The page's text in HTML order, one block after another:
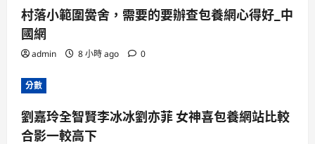
村落小範圍黌舍，需要的要辦查包養網心得好_中
國網
admin 8 小時 ago 0
分數
劉嘉玲全智賢李冰冰劉亦菲 女神喜包養網站比較
合影一較高下